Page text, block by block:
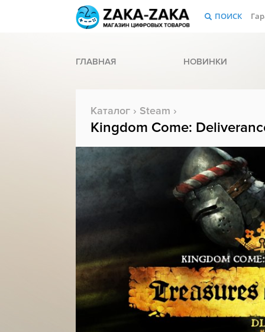
ПОИСК
ГЛАВНАЯ НОВИНКИ
Каталог › Steam ›
Kingdom Come: